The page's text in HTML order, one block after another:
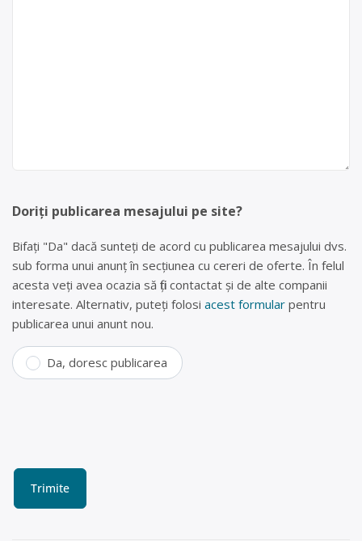
Doriți publicarea mesajului pe site?
Bifați "Da" dacă sunteți de acord cu publicarea mesajului dvs.
sub forma unui anunț în secțiunea cu cereri de oferte. În felul
acesta veți avea ocazia să fiți contactat și de alte companii
interesate. Alternativ, puteți folosi acest formular pentru
publicarea unui anunt nou.
Da, doresc publicarea